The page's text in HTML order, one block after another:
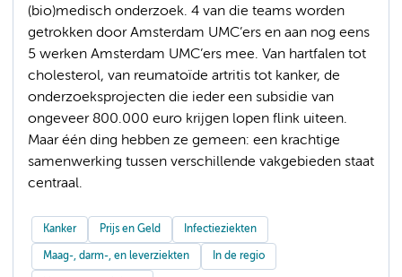
(bio)medisch onderzoek. 4 van die teams worden
getrokken door Amsterdam UMC’ers en aan nog eens
5 werken Amsterdam UMC’ers mee. Van hartfalen tot
cholesterol, van reumatoïde artritis tot kanker, de
onderzoeksprojecten die ieder een subsidie van
ongeveer 800.000 euro krijgen lopen flink uiteen.
Maar één ding hebben ze gemeen: een krachtige
samenwerking tussen verschillende vakgebieden staat
centraal.
Kanker Prijs en Geld Infectieziekten
Maag-, darm-, en leverziekten In de regio